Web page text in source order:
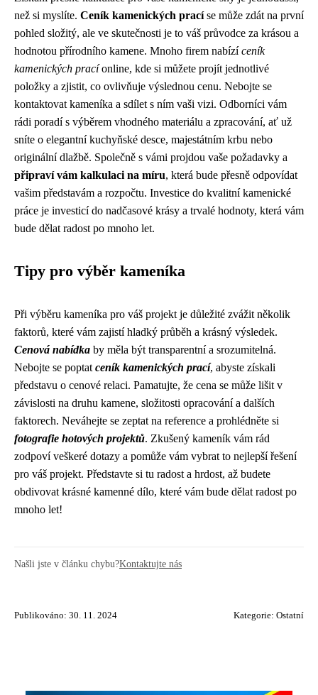
než si myslíte. Ceník kamenických pracíse může zdát na první
pohled složitý, ale ve skutečnosti je to váš průvodce za krásou a
hodnotou přírodního kamene. Mnoho firem nabízíceník
kamenických pracíonline, kde si můžete projít jednotlivé
položky a zjistit, co ovlivňuje výslednou cenu. Nebojte se
kontaktovat kameníka a sdílet s ním vaši vizi. Odborníci vám
rádi poradí s výběrem vhodného materiálu a zpracování, ať už
sníte o elegantní kuchyňské desce, majestátním krbu nebo
originální dlažbě. Společně s vámi projdou vaše požadavky a
připraví vám kalkulaci na míru, která bude přesně odpovídat
vašim představám a rozpočtu. Investice do kvalitní kamenické
práce je investicí do nadčasové krásy a trvalé hodnoty, která vám
bude dělat radost po mnoho let.
Tipy pro výběr kameníka
Při výběru kameníka pro váš projekt je důležité zvážit několik
faktorů, které vám zajistí hladký průběh a krásný výsledek.
Cenová nabídka by měla být transparentní a srozumitelná.
Nebojte se poptat ceník kamenických prací, abyste získali
představu o cenové relaci. Pamatujte, že cena se může lišit v
závislosti na druhu kamene, složitosti opracování a dalších
faktorech. Neváhejte se zeptat na reference a prohlédněte si
fotografie hotových projektů. Zkušený kameník vám rád
zodpoví veškeré dotazy a pomůže vám vybrat to nejlepší řešení
pro váš projekt. Představte si tu radost a hrdost, až budete
obdivovat krásné kamenné dílo, které vám bude dělat radost po
mnoho let!
Našli jste v článku chybu?Kontaktujte nás
Publikováno: 30. 11. 2024 Kategorie: Ostatní